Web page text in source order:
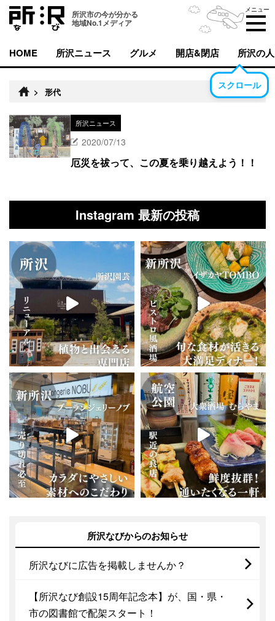
所沢市の今が分かる
地域No.1メディア
メニュー
HOME 所沢ニュース グルメ 開店&閉店 所沢の人
スクロール
> 形代
所沢ニュース
2020/07/13
厄災を祓って、この夏を乗り越えよう！！
Instagram 最新の投稿
所沢なびからのお知らせ
所沢なびに広告を掲載しませんか？
【所沢なび創設15周年記念本】が、国・県・
市の図書館で配架スタート！